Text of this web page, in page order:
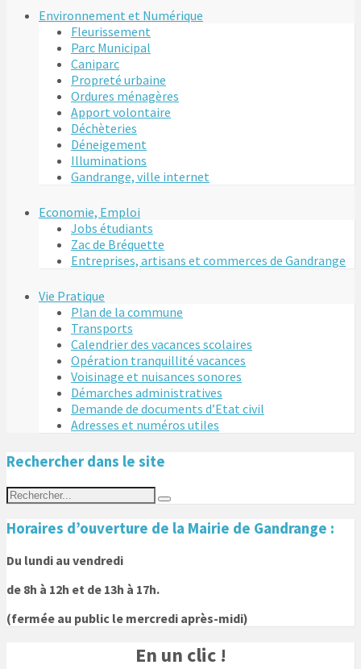
Environnement et Numérique
Fleurissement
Parc Municipal
Caniparc
Propreté urbaine
Ordures ménagères
Apport volontaire
Déchèteries
Déneigement
Illuminations
Gandrange, ville internet
Economie, Emploi
Jobs étudiants
Zac de Bréquette
Entreprises, artisans et commerces de Gandrange
Vie Pratique
Plan de la commune
Transports
Calendrier des vacances scolaires
Opération tranquillité vacances
Voisinage et nuisances sonores
Démarches administratives
Demande de documents d’Etat civil
Adresses et numéros utiles
Rechercher dans le site
Horaires d’ouverture de la Mairie de Gandrange :
Du lundi au vendredi
de 8h à 12h et de 13h à 17h.
(fermée au public le mercredi après-midi)
En un clic !